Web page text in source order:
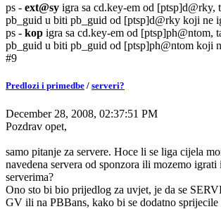
ps - ext@sy igra sa cd.key-em od [ptsp]d@rky,
pb_guid u biti pb_guid od [ptsp]d@rky koji ne
ps - kop igra sa cd.key-em od [ptsp]ph@ntom,
pb_guid u biti pb_guid od [ptsp]ph@ntom koji
#9
Predlozi i primedbe / serveri?
December 28, 2008, 02:37:51 PM
Pozdrav opet,
samo pitanje za servere. Hoce li se liga cijela
navedena servera od sponzora ili mozemo igrati
serverima?
Ono sto bi bio prijedlog za uvjet, je da se
GV ili na PBBans, kako bi se dodatno sprijecile